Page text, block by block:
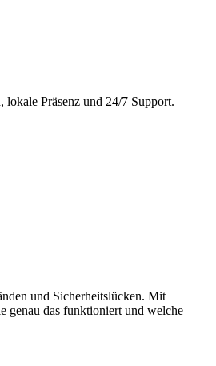
Präsenz und 24/7 Support.
und Sicherheitslücken. Mit
genau das funktioniert und welche